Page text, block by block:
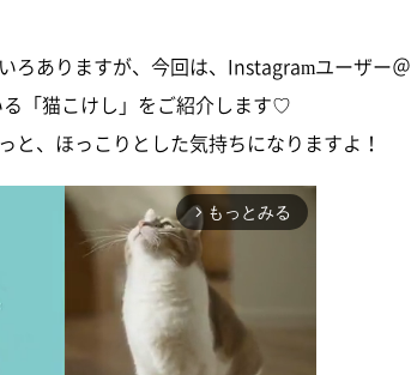
ろありますが、今回は、Instagramユーザー＠
「猫こけし」をご紹介します♡
、ほっこりとした気持ちになりますよ！
arrow_forward_ios もっとみる